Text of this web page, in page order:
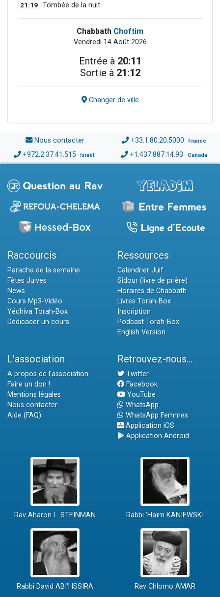
21:19 Tombée de la nuit
Chabbath Choftim
Vendredi 14 Août 2026
Entrée à 20:11
Sortie à 21:12
Changer de ville
Nous contacter +33.1.80.20.5000 France
+972.2.37.41.515 Israël +1.437.887.14.93 Canada
Raccourcis
Paracha de la semaine
Fêtes Juives
News
Cours Mp3-Vidéo
Yéchiva Torah-Box
Dédicacer un cours
Ressources
Calendrier Juif
Sidour (livre de prière)
Horaires de Chabbath
Livres Torah-Box
Inscription
Podcast Torah-Box
English Version
L'association
A propos de l'association
Faire un don !
Mentions légales
Nous contacter
Aide (FAQ)
Retrouvez-nous...
Twitter
Facebook
YouTube
WhatsApp
WhatsApp Femmes
Application iOS
Application Android
Rav Aharon L. STEINMAN Rabbi 'Haïm KANIEWSKI
Rabbi David ABI'HSSIRA Rav Chlomo AMAR